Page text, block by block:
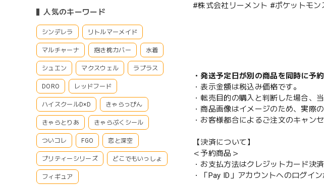
人気のキーワード
シンデレラ リトルマーメイド
マルチャーナ 抱き枕カバー 水着
シュエン マクスウェル ラプラス
DORO レッドフード
ハイスクールD×D きゃらっぴん
きゃらとりあ きゃらぷくシール
ついコレ FGO 恋と深空
プリティーシリーズ どこでもいっしょ
フィギュア
#株式会社リーメント #ポケットモン
・発送予定日が別の商品を同時に予
・表示金額は税込み価格です。
・転売目的の購入と判断した場合、
・商品画像はイメージのため、実際
・お客様都合によるご注文のキャン
【決済について】
＜予約商品＞
・お支払方法はクレジットカード決
・「Pay ID」アカウントへのログイ